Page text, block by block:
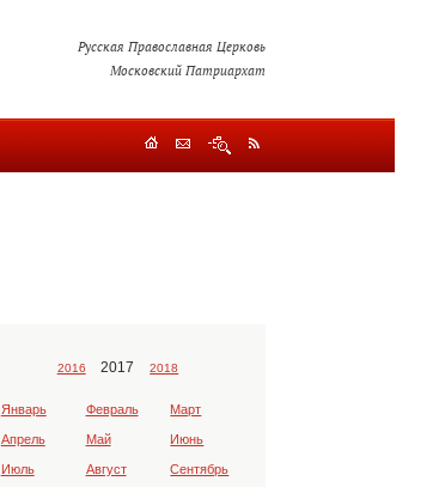
Русская Православная Церковь
Московский Патриархат
2016 2017 2018
Январь Февраль Март
Апрель Май Июнь
Июль Август Сентябрь